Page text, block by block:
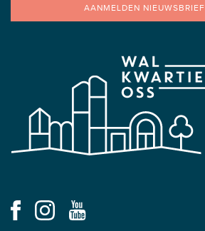
AANMELDEN NIEUWSBRIEF